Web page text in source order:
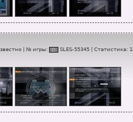
| № игры: SLES-55345 Статистика: